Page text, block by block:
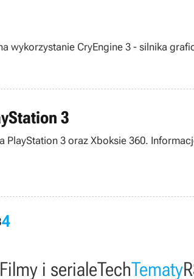
CryEngine 3 - silnika
3
3 oraz Xboksie 360.
4
i serialeTechTematy